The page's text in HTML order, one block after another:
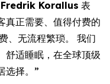
Korallus 表
正需要、值得付费的
、无流程繁琐。 我们
舒适睡眠，在全球顶级
选择。”